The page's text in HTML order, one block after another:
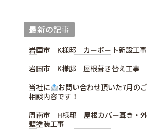
最新の記事
岩国市 K様邸 カーポート新設工事
岩国市 K様邸 屋根葺き替え工事
当社に
お問い合わせ頂いた7月のご
相談内容です！
周南市 H様邸 屋根カバー葺き・外
壁塗装工事